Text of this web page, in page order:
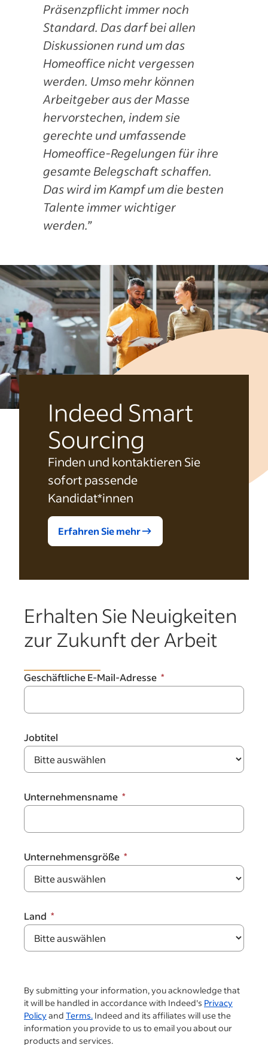
Präsenzpflicht immer noch
Standard. Das darf bei allen
Diskussionen rund um das
Homeoffice nicht vergessen
werden. Umso mehr können
Arbeitgeber aus der Masse
hervorstechen, indem sie
gerechte und umfassende
Homeoffice-Regelungen für ihre
gesamte Belegschaft schaffen.
Das wird im Kampf um die besten
Talente immer wichtiger
werden.”
Indeed Smart
Sourcing
Finden und kontaktieren Sie
sofort passende
Kandidat*innen
Erfahren Sie mehr
Erhalten Sie Neuigkeiten
zur Zukunft der Arbeit
Geschäftliche E-Mail-Adresse
Jobtitel
Unternehmensname
Unternehmensgröße
Land
By submitting your information, you acknowledge that
it will be handled in accordance with Indeed's Privacy
Policyand Terms. Indeed and its affiliates will use the
information you provide to us to email you about our
products and services.